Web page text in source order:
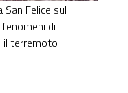
Felice sul
di
il terremoto